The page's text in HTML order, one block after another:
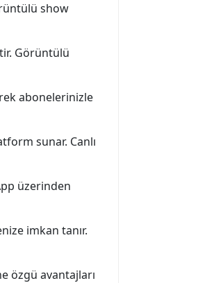
show
Görüntülü
abonelerinizle
sunar. Canlı
üzerinden
imkan tanır.
özgü avantajları